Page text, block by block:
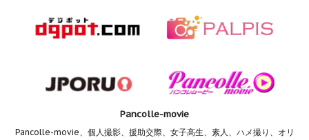
Pancolle-movie
Pancolle-movie、個人撮影、援助交際、女子高生、素人、ハメ撮り、オリ